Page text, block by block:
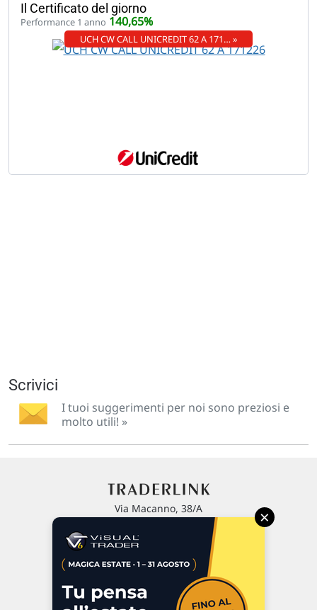
Il Certificato del giorno
Performance 1 anno 140,65%
UCH CW CALL UNICREDIT 62 A 171… »
Scrivici
I tuoi suggerimenti per noi sono preziosi e
molto utili! »
Via Macanno, 38/A
P.IVA 02 452 460 401
Commenti e segnalazioni
×